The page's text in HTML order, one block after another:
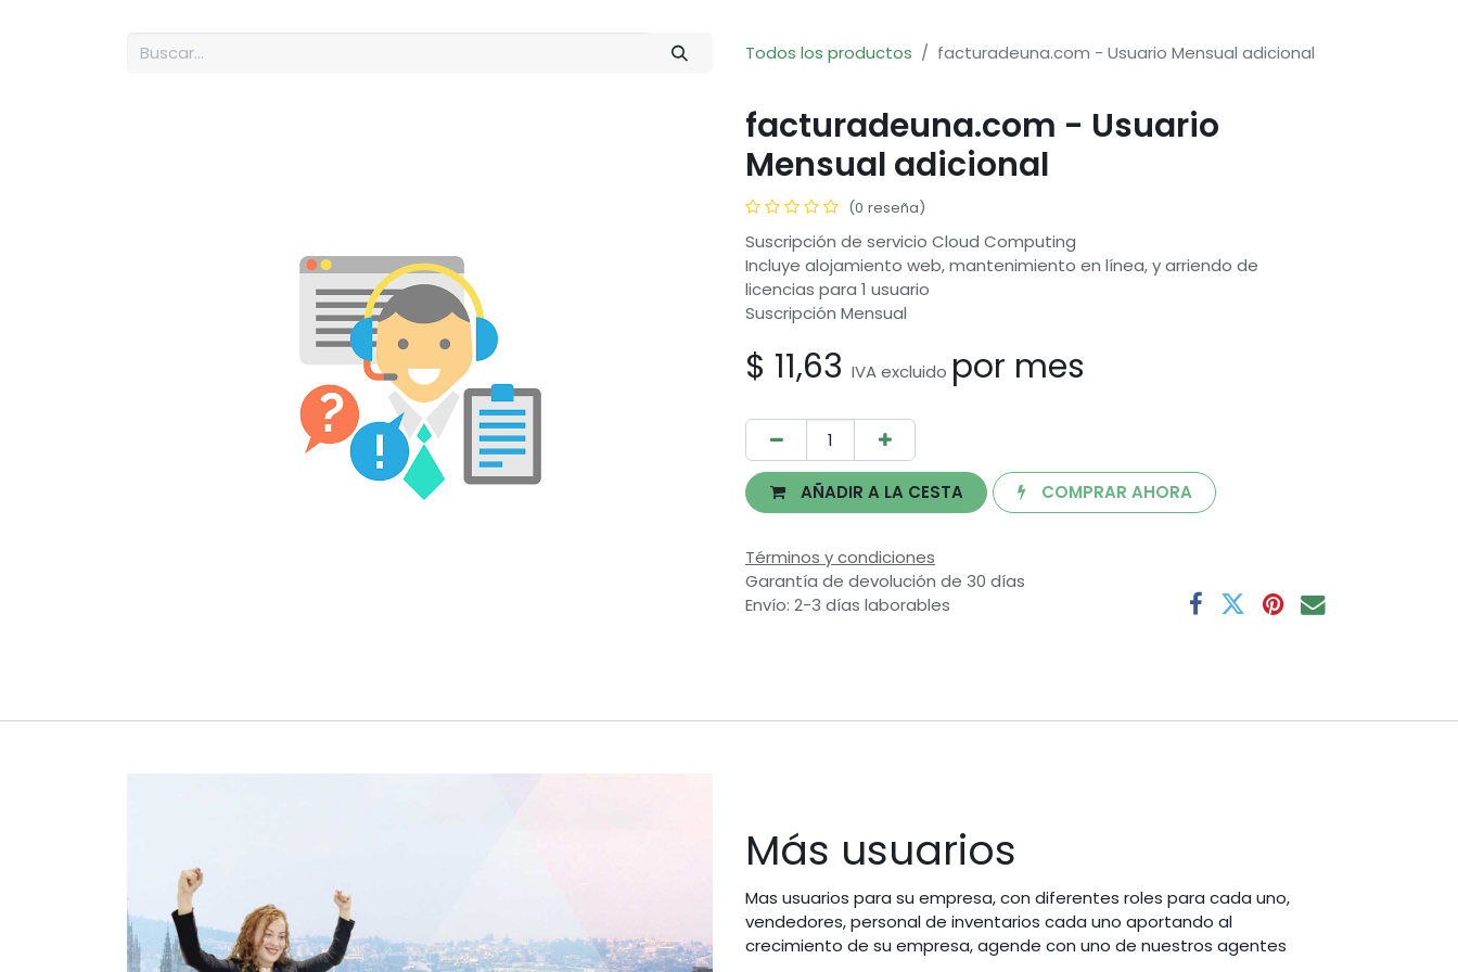
Todos los productos facturadeuna.com - Usuario Mensual adicional
facturadeuna.com - Usuario
Mensual adicional
(0 reseña)
Suscripción de servicio Cloud Computing
Incluye alojamiento web, mantenimiento en línea, y arriendo de
licencias para 1 usuario
Suscripción Mensual
$ 11,63 IVA excluido por mes
AÑADIR A LA CESTA COMPRAR AHORA
Términos y condiciones
Garantía de devolución de 30 días
Envío: 2-3 días laborables
Más usuarios
Mas usuarios para su empresa, con diferentes roles para cada uno,
vendedores, personal de inventarios cada uno aportando al
crecimiento de su empresa, agende con uno de nuestros agentes